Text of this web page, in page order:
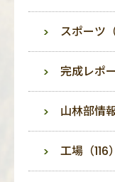
スポーツ（
完成レポ
山林部情
工場（116）